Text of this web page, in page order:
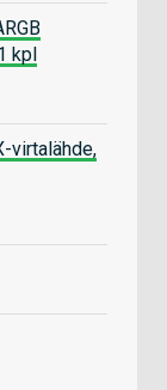
kpl
virtalähde,